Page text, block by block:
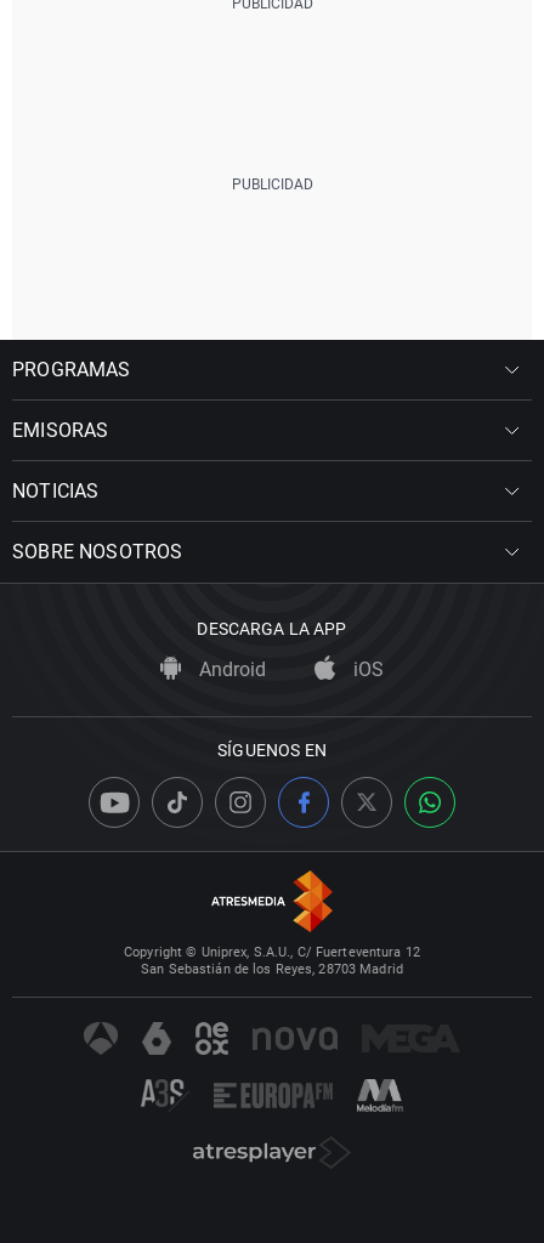
PROGRAMAS
EMISORAS
NOTICIAS
SOBRE NOSOTROS
DESCARGA LA APP
Android iOS
SÍGUENOS EN
Copyright © Uniprex, S.A.U., C/ Fuerteventura 12
San Sebastián de los Reyes, 28703 Madrid